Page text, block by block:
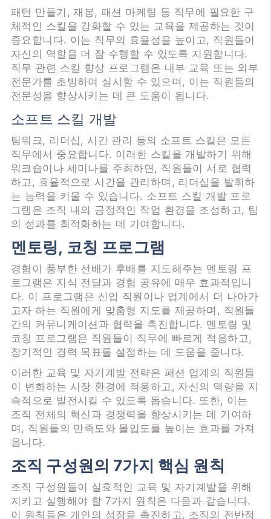
패턴 만들기, 재봉, 패션 마케팅 등 직무에 필요한 구
체적인 스킬을 강화할 수 있는 교육을 제공하는 것이
중요합니다. 이는 직무의 효율성을 높이고, 직원들이
자신의 역할을 더 잘 수행할 수 있도록 지원합니다.
직무 관련 스킬 향상 프로그램은 내부 교육 또는 외부
전문가를 초빙하여 실시할 수 있으며, 이는 직원들의
전문성을 향상시키는 데 큰 도움이 됩니다.
소프트 스킬 개발
팀워크, 리더십, 시간 관리 등의 소프트 스킬은 모든
직무에서 중요합니다. 이러한 스킬을 개발하기 위해
워크숍이나 세미나를 주최하면, 직원들이 서로 협력
하고, 효율적으로 시간을 관리하며, 리더십을 발휘하
는 능력을 키울 수 있습니다. 소프트 스킬 개발 프로
그램은 조직 내의 긍정적인 작업 환경을 조성하고, 팀
의 성과를 최적화하는 데 기여합니다.
멘토링, 코칭 프로그램
경험이 풍부한 선배가 후배를 지도해주는 멘토링 프
로그램은 지식 전달과 경험 공유에 매우 효과적입니
다. 이 프로그램은 신입 직원이나 업계에서 더 나아가
고자 하는 직원에게 맞춤형 지도를 제공하며, 직원들
간의 커뮤니케이션과 협력을 촉진합니다. 멘토링 및
코칭 프로그램은 직원들이 직무에 빠르게 적응하고,
장기적인 경력 목표를 설정하는 데 도움을 줍니다.
이러한 교육 및 자기계발 전략은 패션 업계의 직원들
이 변화하는 시장 환경에 적응하고, 자신의 역량을 지
속적으로 발전시킬 수 있도록 돕습니다. 또한, 이는
조직 전체의 혁신과 경쟁력을 향상시키는 데 기여하
며, 직원들의 만족도와 몰입도를 높이는 효과를 가져
옵니다.
조직 구성원의 7가지 핵심 원칙
조직 구성원들이 실효적인 교육 및 자기계발을 위해
지키고 실행해야 할 7가지 원칙은 다음과 같습니다.
이 원칙들은 개인의 성장을 촉진하고, 조직의 전반적